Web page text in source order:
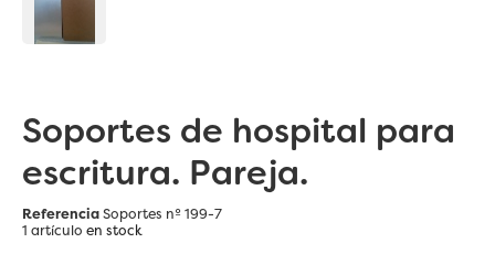
Soportes de hospital para
escritura. Pareja.
ReferenciaSoportes nº 199-7
1 artículo en stock